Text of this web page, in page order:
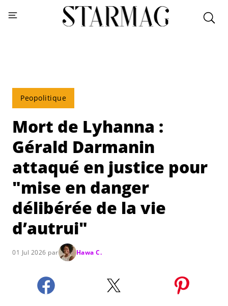
Peopolitique
Mort de Lyhanna :
Gérald Darmanin
attaqué en justice pour
"mise en danger
délibérée de la vie
d’autrui"
01 Jul 2026 par Hawa C.